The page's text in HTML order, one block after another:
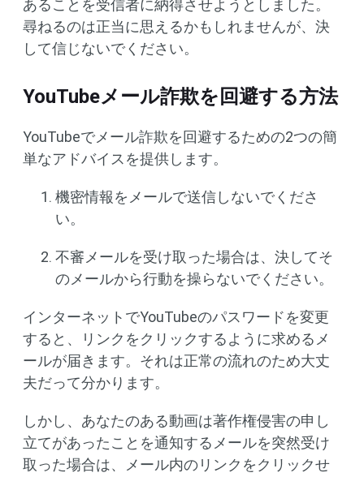
あることを受信者に納得させようとしました。
尋ねるのは正当に思えるかもしれませんが、決
して信じないでください。
YouTubeメール詐欺を回避する方法
YouTubeでメール詐欺を回避するための2つの簡
単なアドバイスを提供します。
機密情報をメールで送信しないでくださ
い。
不審メールを受け取った場合は、決してそ
のメールから行動を操らないでください。
インターネットでYouTubeのパスワードを変更
すると、リンクをクリックするように求めるメ
ールが届きます。それは正常の流れのため大丈
夫だって分かります。
しかし、あなたのある動画は著作権侵害の申し
立てがあったことを通知するメールを突然受け
取った場合は、メール内のリンクをクリックせ